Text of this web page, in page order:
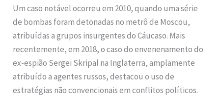
Um caso notável ocorreu em 2010, quando uma série
de bombas foram detonadas no metrô de Moscou,
atribuídas a grupos insurgentes do Cáucaso. Mais
recentemente, em 2018, o caso do envenenamento do
ex-espião Sergei Skripal na Inglaterra, amplamente
atribuído a agentes russos, destacou o uso de
estratégias não convencionais em conflitos políticos.